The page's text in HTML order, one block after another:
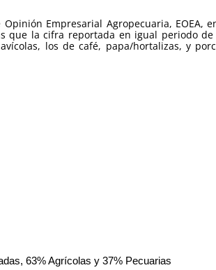
Empresarial Agropecuaria,
que la cifra reportada en igual periodo
los de café, papa/hortalizas, y
63% Agrícolas y 37% Pecuarias